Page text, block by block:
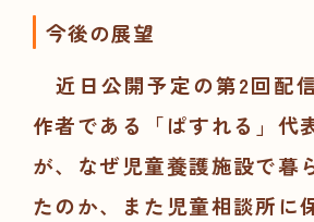
今後の展望
近日公開予定の第2回配
作者である「ぱすれる」代
が、なぜ児童養護施設で暮
たのか、また児童相談所に